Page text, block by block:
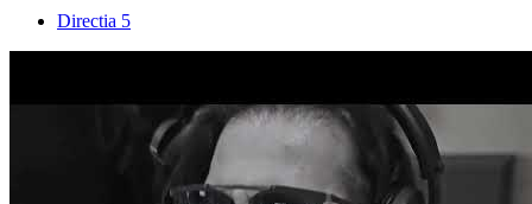
Directia 5